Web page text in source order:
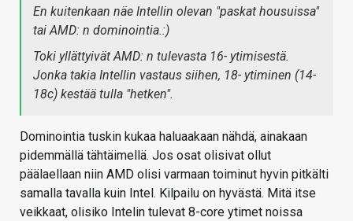
En kuitenkaan näe Intellin olevan "paskat housuissa"
tai AMD: n dominointia.:)
Toki yllättyivät AMD: n tulevasta 16- ytimisestä.
Jonka takia Intellin vastaus siihen, 18- ytiminen (14-
18c) kestää tulla "hetken".
Dominointia tuskin kukaa haluaakaan nähdä, ainakaan
pidemmällä tähtäimellä. Jos osat olisivat ollut
päälaellaan niin AMD olisi varmaan toiminut hyvin pitkälti
samalla tavalla kuin Intel. Kilpailu on hyvästä. Mitä itse
veikkaat, olisiko Intelin tulevat 8-core ytimet noissa